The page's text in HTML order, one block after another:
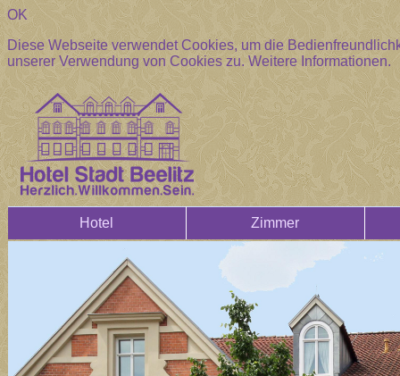
OK
Diese Webseite verwendet Cookies, um die
unserer Verwendung von Cookies zu.Weitere Informationen.
Hotel Zimmer